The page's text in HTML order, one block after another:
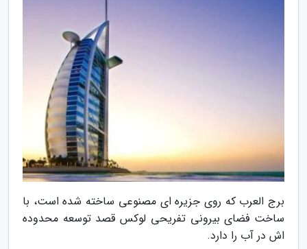
برج العرب که روی جزیره ای مصنوعی ساخته شده است، با
ساخت فضای بیرونی تفریحی لوکس قصد توسعه محدوده
اش در آب را دارد.